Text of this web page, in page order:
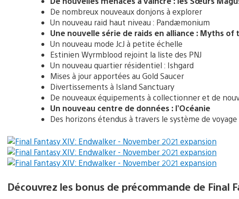
De nombreux nouveaux donjons à explorer
Un nouveau raid haut niveau : Pandæmonium
Une nouvelle série de raids en alliance : Myths of
Un nouveau mode JcJ à petite échelle
Estinien Wyrmblood rejoint la liste des PNJ
Un nouveau quartier résidentiel : Ishgard
Mises à jour apportées au Gold Saucer
Divertissements à Island Sanctuary
De nouveaux équipements à collectionner et de
Un nouveau centre de données : l’Océanie
Des horizons étendus à travers le système de
Découvrez les bonus de précommande de Final